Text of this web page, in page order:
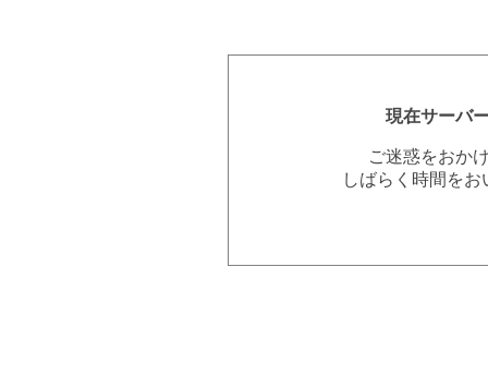
現在サーバ
ご迷惑をおか
しばらく時間を